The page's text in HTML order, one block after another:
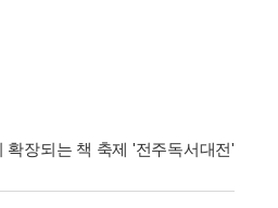
확장되는 책 축제 '전주독서대전'